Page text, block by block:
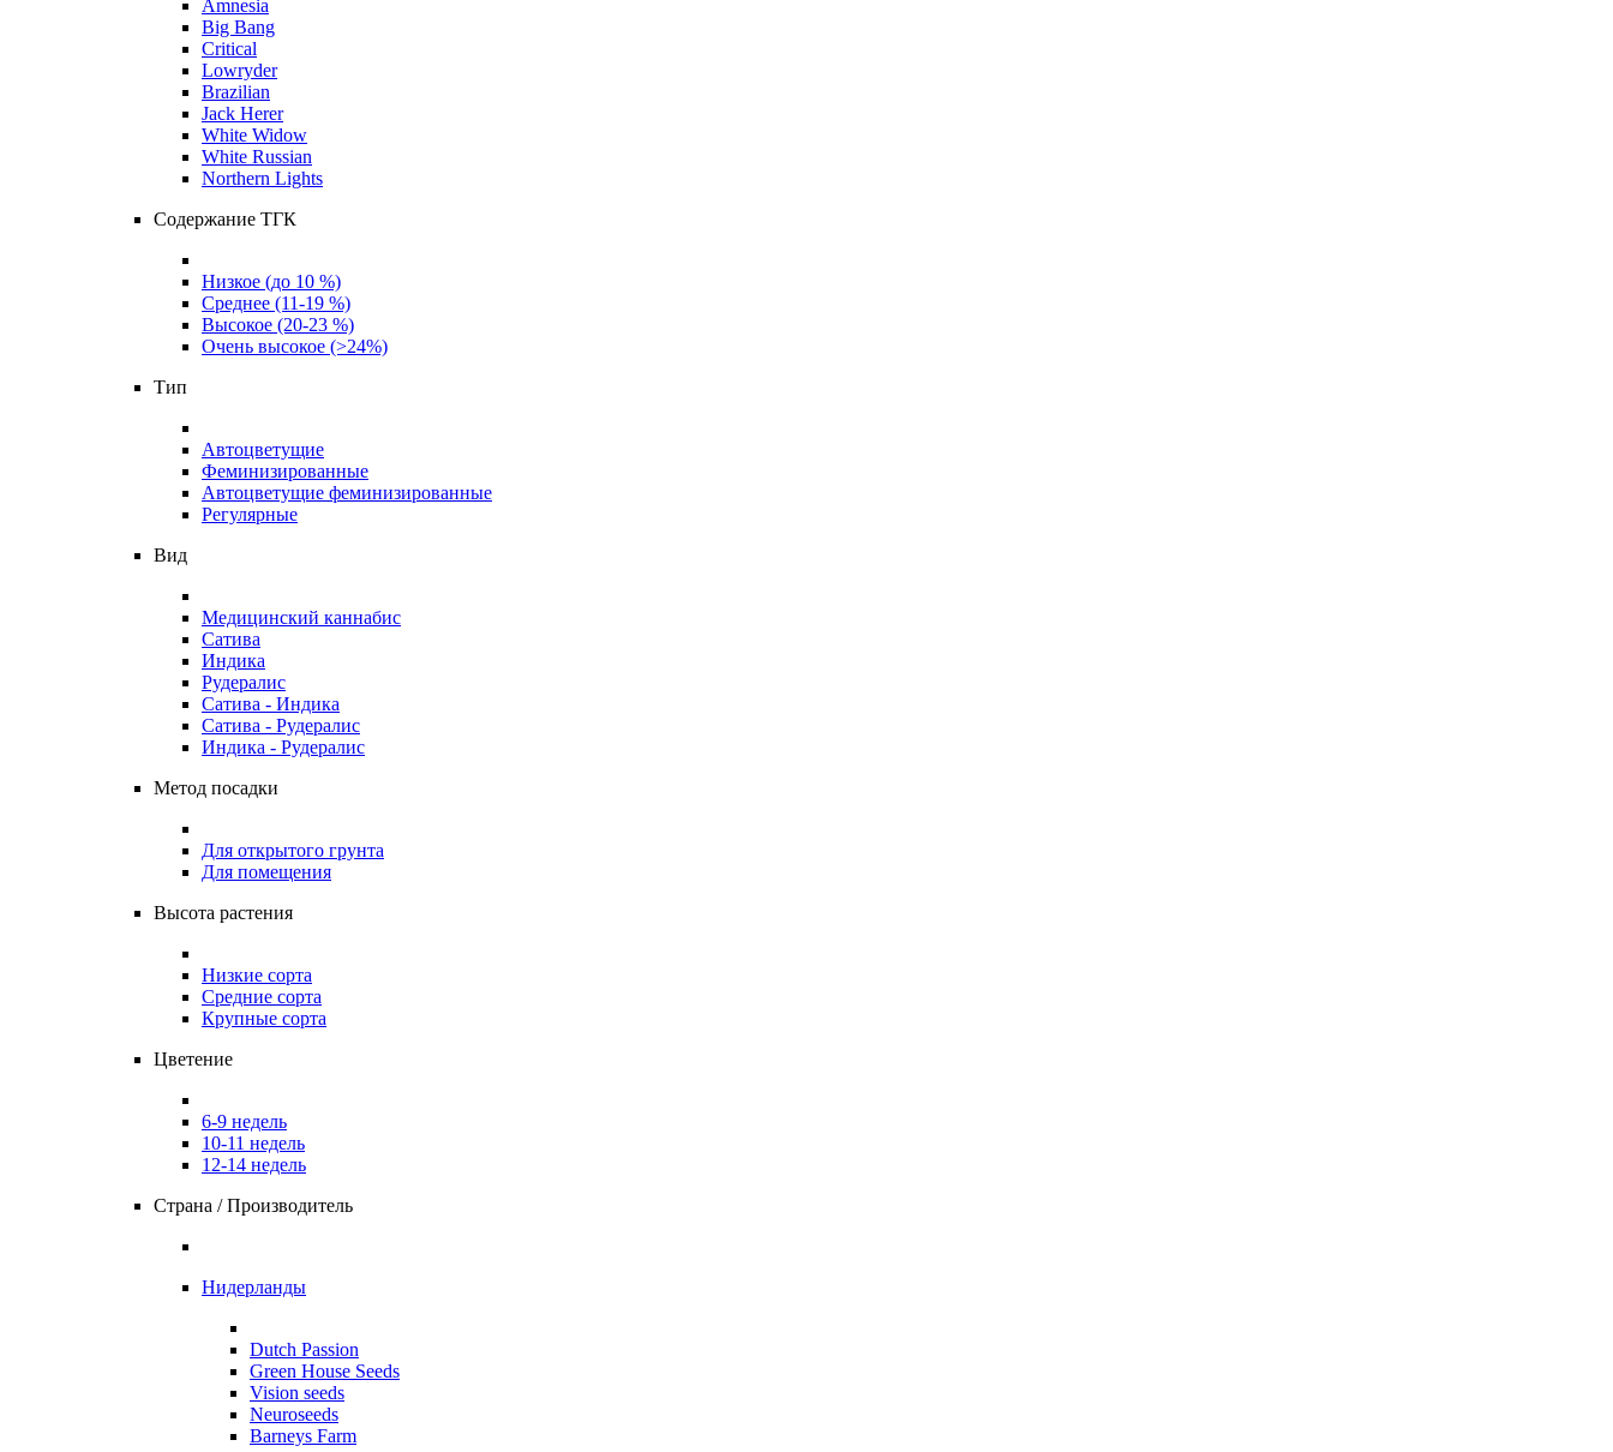
Amnesia
Big Bang
Critical
Lowryder
Brazilian
Jack Herer
White Widow
White Russian
Northern Lights
Содержание ТГК
Низкое (до 10 %)
Среднее (11-19 %)
Высокое (20-23 %)
Очень высокое (>24%)
Тип
Автоцветущие
Феминизированные
Автоцветущие феминизированные
Регулярные
Вид
Медицинский каннабис
Сатива
Индика
Рудералис
Сатива - Индика
Сатива - Рудералис
Индика - Рудералис
Метод посадки
Для открытого грунта
Для помещения
Высота растения
Низкие сорта
Средние сорта
Крупные сорта
Цветение
6-9 недель
10-11 недель
12-14 недель
Страна / Производитель
Нидерланды
Dutch Passion
Green House Seeds
Vision seeds
Neuroseeds
Barneys Farm